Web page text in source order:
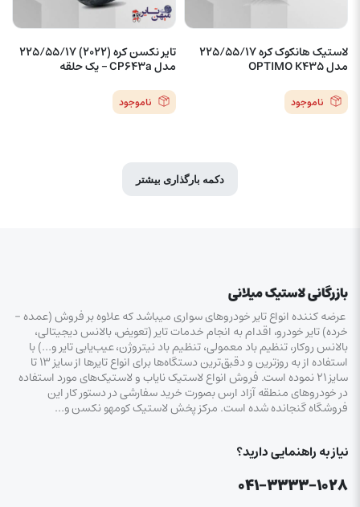
لاستیک هانکوک کره 225/55/17
مدل OPTIMO K435
ناموجود
تایر نکسن کره (2022) 225/55/17
مدل CP643a – یک حلقه
ناموجود
دکمه بارگذاری بیشتر
بازرگانی لاستیک میلانی
عرضه کننده انواع تایر خودروهای سواری میباشد که علاوه بر فروش (عمده –
خرده‌) تایر خودرو، اقدام به انجام خدمات تایر (تعویض، بالانس دیجیتالی،
بالانس روکار، تنظیم باد معمولی، تنظیم باد نیتروژن، عیب‌یابی تایر و…) با
استفاده از به روزترین و دقیق‌ترین دستگاه‌ها برای انواع تایرها از سایز ۱۳ تا
سایز ۲۱ نموده است. فروش انواع لاستیک‌ نایاب و لاستیک‌های مورد استفاده
در خودروهای منطقه آزاد ارس بصورت خرید سفارشی در دستور کار این
فروشگاه گنجانده شده است. مرکز پخش لاستیک کومهو نکسن و…
نیاز به راهنمایی دارید؟
۰۴۱-۳۳۳۳-۱۰۲۸